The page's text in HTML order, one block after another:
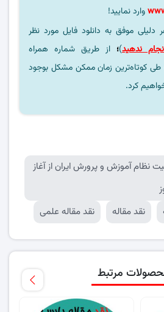
وارد نمایید!
موفق به دانلود فایل مورد نظر
ندهید)؛ از طریق شماره همراه
طی کوتاه‌ترین زمان ممکن مشکل بوجود
کرد.
نظام آموزش و پرورش ایران از آغاز
نقد مقاله نقد مقاله علمی
مرتبط